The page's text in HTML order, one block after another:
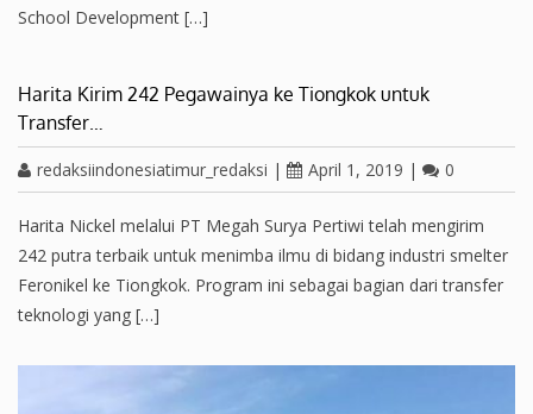
School Development […]
Harita Kirim 242 Pegawainya ke Tiongkok untuk
Transfer…
redaksiindonesiatimur_redaksi | April 1, 2019 | 0
Harita Nickel melalui PT Megah Surya Pertiwi telah mengirim
242 putra terbaik untuk menimba ilmu di bidang industri smelter
Feronikel ke Tiongkok. Program ini sebagai bagian dari transfer
teknologi yang […]